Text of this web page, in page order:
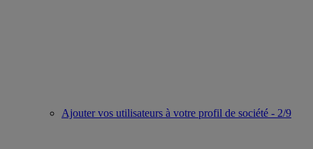
Ajouter vos utilisateurs à votre profil de société - 2/9